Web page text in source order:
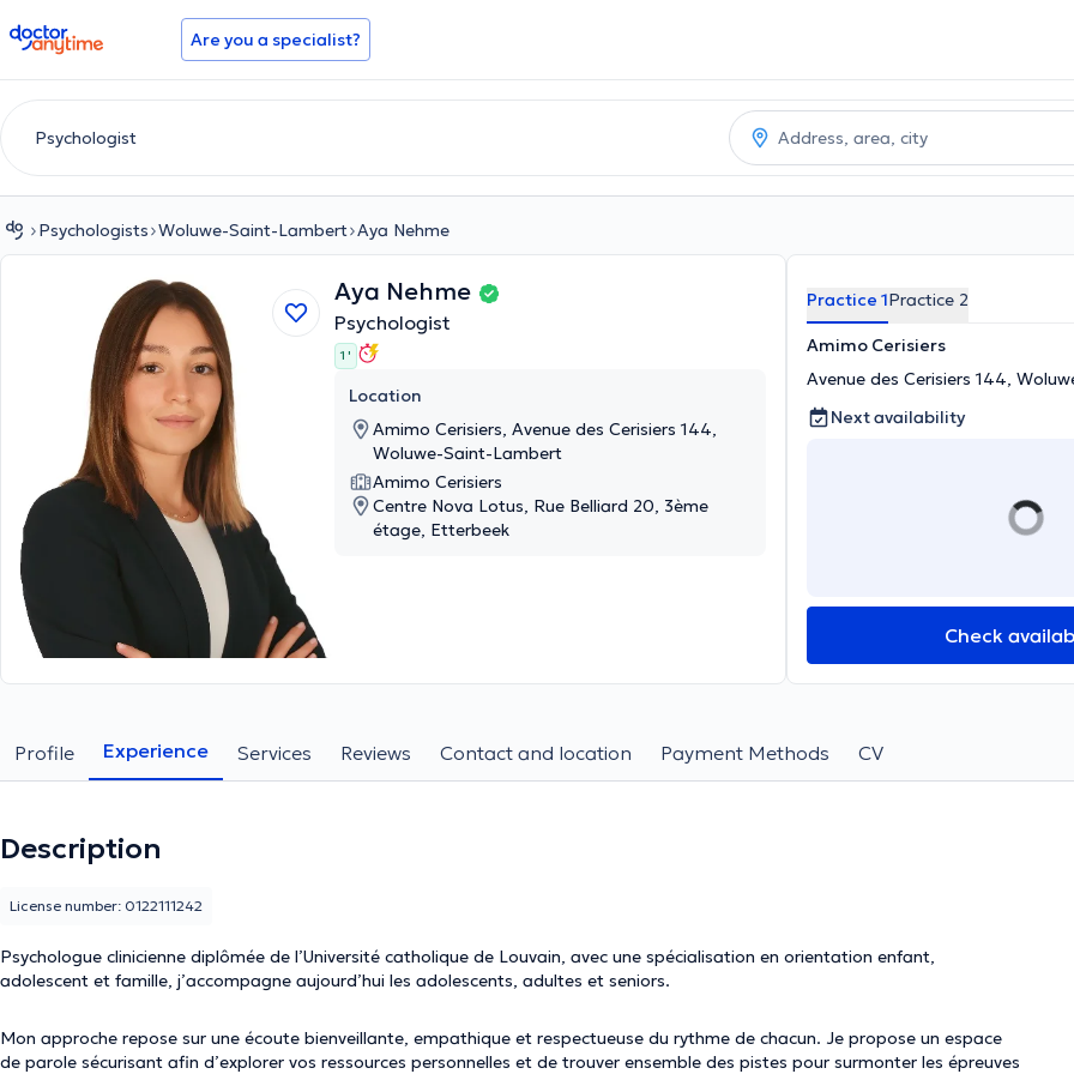
doctoranytime Are you a specialist?
Psychologists Woluwe-Saint-Lambert Aya Nehme
Aya Nehme
Psychologist
1 '
Location
Amimo Cerisiers, Avenue des Cerisiers 144,
Woluwe-Saint-Lambert
Amimo Cerisiers
Centre Nova Lotus, Rue Belliard 20, 3ème
étage, Etterbeek
Practice 1Practice 2
Amimo Cerisiers
Avenue des Cerisiers 144,
Next availability
Check
Profile Experience Services Reviews Contact and location Payment Methods CV
Description
Psychologue clinicienne diplômée de l’Université catholique de Louvain, avec une spécialisation en orientation enfant,
adolescent et famille, j’accompagne aujourd’hui les adolescents, adultes et seniors.
Mon approche repose sur une écoute bienveillante, empathique et respectueuse du rythme de chacun. Je propose un espace
de parole sécurisant afin d’explorer vos ressources personnelles et de trouver ensemble des pistes pour surmonter les épreuves
License number: 0122111242